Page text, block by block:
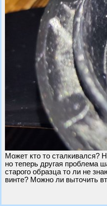
Может кто то сталкивался?
но теперь другая проблема
старого образца то ли не
винте? Можно ли выточить